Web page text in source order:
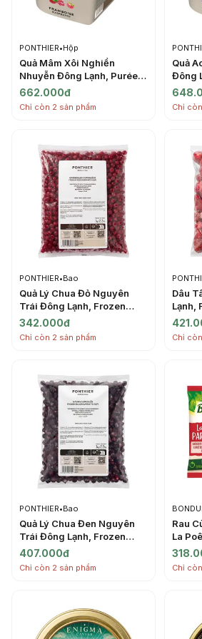
PONTHIER•Hộp
Quả Mâm Xôi Nghiền
Nhuyễn Đông Lạnh, Purée
Framboise, Frozen
Raspberry, 2.2 lbs (1kg) -
662.000đ
Chỉ còn 2 sản phẩm
Quả
Đông
Acai
2.2
Chỉ
PONTHIER•Bao
Quả Lý Chua Đỏ Nguyên
Trái Đông Lạnh, Frozen
Redcurrants IQF, 2.2 lbs
(1kg) - PONTHIER
342.000đ
Chỉ còn 2 sản phẩm
Dâu
Lạnh,
IQF,
Chỉ
PONTHIER•Bao
Quả Lý Chua Đen Nguyên
Trái Đông Lạnh, Frozen
Blackcurrants IQF, 2.2 lbs
(1kg) - PONTHIER
407.000đ
Chỉ còn 2 sản phẩm
Rau
La
(750g)
Chỉ